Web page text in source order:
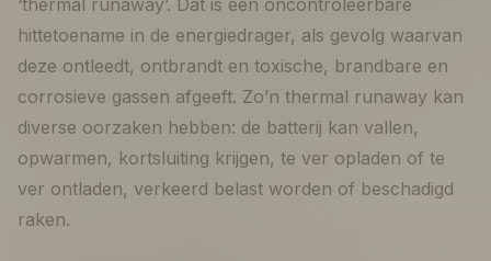
hittetoename in de energiedrager, als gevolg waarvan
deze ontleedt, ontbrandt en toxische, brandbare en
corrosieve gassen afgeeft. Zo’n thermal runaway kan
diverse oorzaken hebben: de batterij kan vallen,
opwarmen, kortsluiting krijgen, te ver opladen of te
ver ontladen, verkeerd belast worden of beschadigd
raken.